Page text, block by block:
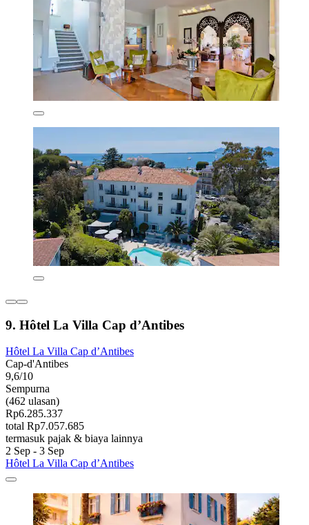
9. Hôtel La Villa Cap d’Antibes
Hôtel La Villa Cap d’Antibes
Cap-d'Antibes
9,6/10
Sempurna
(462 ulasan)
Rp6.285.337
total Rp7.057.685
termasuk pajak & biaya lainnya
2 Sep - 3 Sep
Hôtel La Villa Cap d’Antibes